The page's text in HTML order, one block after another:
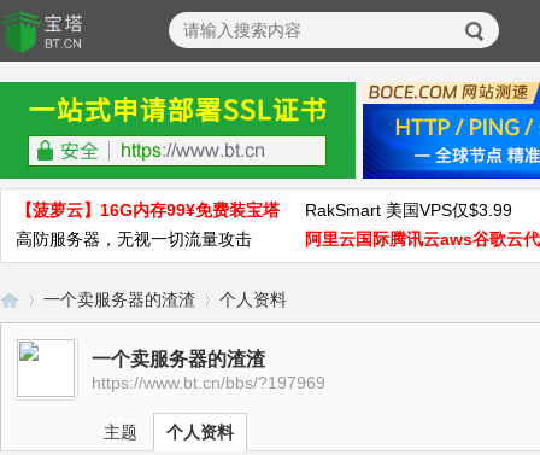
【菠萝云】16G内存99¥免费装宝塔
RakSmart 美国VPS仅$3.99
高防服务器，无视一切流量攻击
阿里云国际腾讯云aws谷歌云
宝›
一个卖服务器的渣渣 个人资料
一个卖服务器的渣渣
https://www.bt.cn/bbs/?197969
主题 个人资料